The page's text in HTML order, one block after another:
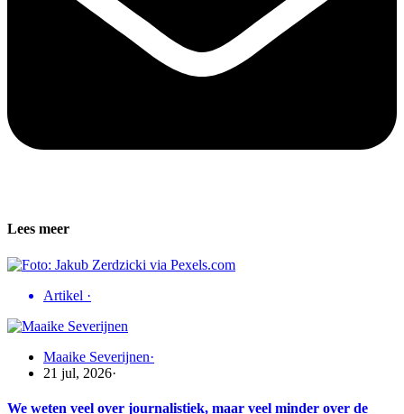
Lees meer
Artikel ·
Maaike Severijnen·
21 jul, 2026·
We weten veel over journalistiek, maar veel minder over de